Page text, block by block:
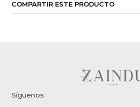
COMPARTIR ESTE PRODUCTO
Síguenos